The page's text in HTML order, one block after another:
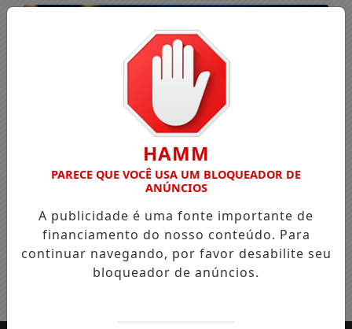
HAMM
PARECE QUE VOCÊ USA UM BLOQUEADOR DE
ANÚNCIOS
A publicidade é uma fonte importante de
financiamento do nosso conteúdo. Para
continuar navegando, por favor desabilite seu
bloqueador de anúncios.